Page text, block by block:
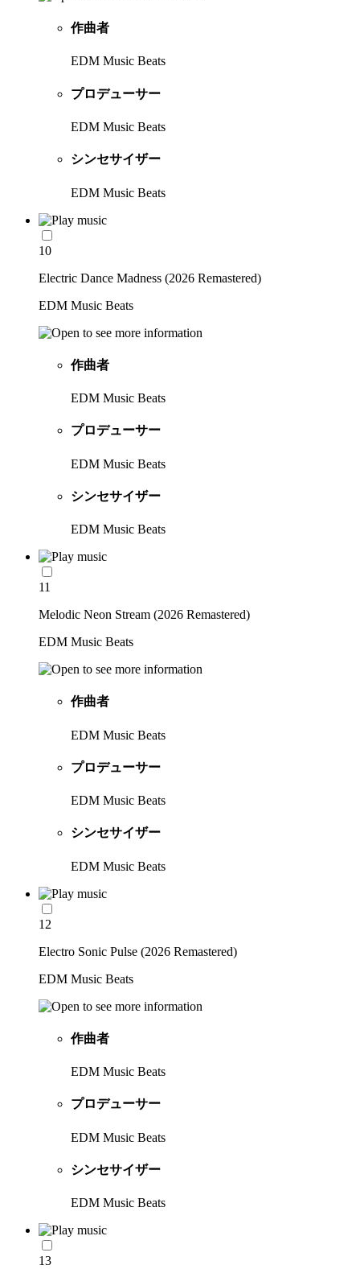
作曲者
EDM Music Beats
プロデューサー
EDM Music Beats
シンセサイザー
EDM Music Beats
10
Electric Dance Madness (2026 Remastered)
EDM Music Beats
作曲者
EDM Music Beats
プロデューサー
EDM Music Beats
シンセサイザー
EDM Music Beats
11
Melodic Neon Stream (2026 Remastered)
EDM Music Beats
作曲者
EDM Music Beats
プロデューサー
EDM Music Beats
シンセサイザー
EDM Music Beats
12
Electro Sonic Pulse (2026 Remastered)
EDM Music Beats
作曲者
EDM Music Beats
プロデューサー
EDM Music Beats
シンセサイザー
EDM Music Beats
13